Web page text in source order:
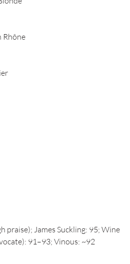
Rhône
praise); James Suckling: 95; Wine
91–93; Vinous: ~92